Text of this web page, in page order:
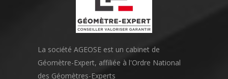
La société AGEOSE est un cabinet de
Géomètre-Expert, affiliée à l'Ordre National
des Géomètres-Experts